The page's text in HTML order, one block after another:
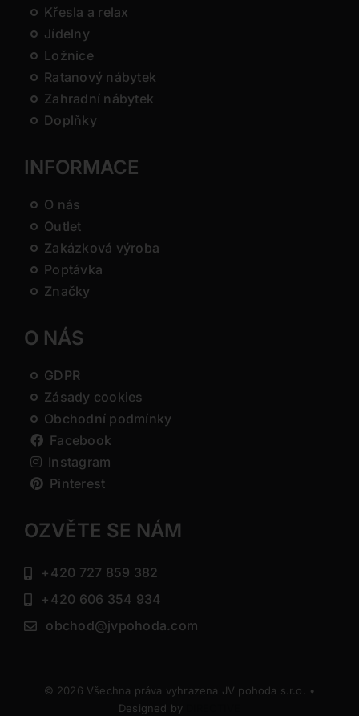
Křesla a relax
Jídelny
Ložnice
Ratanový nábytek
Zahradní nábytek
Doplňky
INFORMACE
O nás
Outlet
Zakázková výroba
Poptávka
Značky
O NÁS
GDPR
Zásady cookies
Obchodní podmínky
Facebook
Instagram
Pinterest
OZVĚTE SE NÁM
+420 727 859 382
+420 606 354 934
obchod@jvpohoda.com
© 2026 Všechna práva vyhrazena JV pohoda s.r.o. •
Designed by